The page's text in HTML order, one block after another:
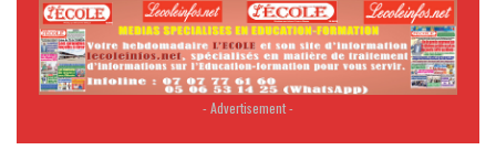
- Advertisement -